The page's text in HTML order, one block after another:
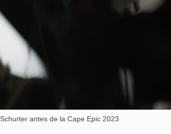
antes de la Cape Epic 2023